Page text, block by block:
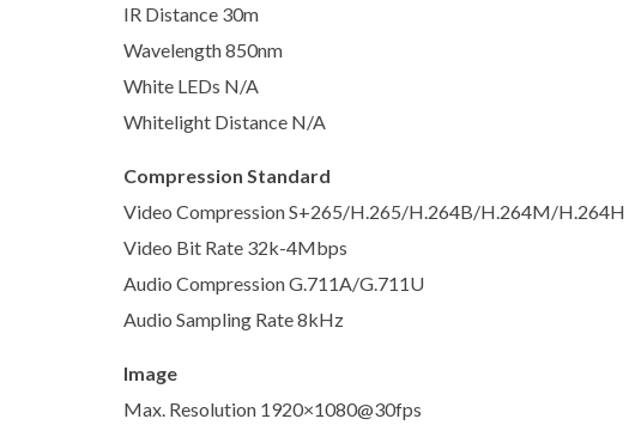
IR Distance 30m
Wavelength 850nm
White LEDs N/A
Whitelight Distance N/A
Compression Standard
Video Compression S+265/H.265/H.264B/H.264M/H.264H
Video Bit Rate 32k-4Mbps
Audio Compression G.711A/G.711U
Audio Sampling Rate 8kHz
Image
Max. Resolution 1920×1080@30fps